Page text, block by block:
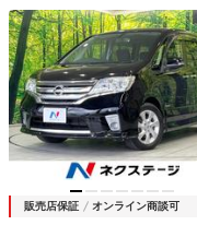
センサー ＥＴＣ クル
イト オートエアコン
生 フルセグ
販売店保証 オンライン商談可